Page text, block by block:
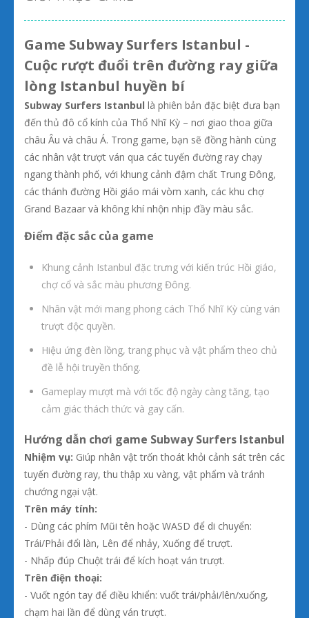
Game Subway Surfers Istanbul -
Cuộc rượt đuổi trên đường ray giữa
lòng Istanbul huyền bí
Subway Surfers Istanbul là phiên bản đặc biệt đưa bạn
đến thủ đô cổ kính của Thổ Nhĩ Kỳ – nơi giao thoa giữa
châu Âu và châu Á. Trong game, bạn sẽ đồng hành cùng
các nhân vật trượt ván qua các tuyến đường ray chạy
ngang thành phố, với khung cảnh đậm chất Trung Đông,
các thánh đường Hồi giáo mái vòm xanh, các khu chợ
Grand Bazaar và không khí nhộn nhịp đầy màu sắc.
Điểm đặc sắc của game
Khung cảnh Istanbul đặc trưng với kiến trúc Hồi giáo,
chợ cổ và sắc màu phương Đông.
Nhân vật mới mang phong cách Thổ Nhĩ Kỳ cùng ván
trượt độc quyền.
Hiệu ứng đèn lồng, trang phục và vật phẩm theo chủ
đề lễ hội truyền thống.
Gameplay mượt mà với tốc độ ngày càng tăng, tạo
cảm giác thách thức và gay cấn.
Hướng dẫn chơi game Subway Surfers Istanbul
Nhiệm vụ: Giúp nhân vật trốn thoát khỏi cảnh sát trên các
tuyến đường ray, thu thập xu vàng, vật phẩm và tránh
chướng ngại vật.
Trên máy tính:
- Dùng các phím Mũi tên hoặc WASD để di chuyển:
Trái/Phải đổi làn, Lên để nhảy, Xuống để trượt.
- Nhấp đúp Chuột trái để kích hoạt ván trượt.
Trên điện thoại:
- Vuốt ngón tay để điều khiển: vuốt trái/phải/lên/xuống,
chạm hai lần để dùng ván trượt.